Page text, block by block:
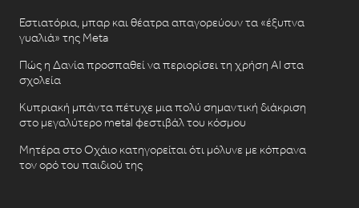
Εστιατόρια, μπαρ και θέατρα απαγορεύουν τα «έξυπνα
γυαλιά» της Meta
Πώς η Δανία προσπαθεί να περιορίσει τη χρήση AI στα
σχολεία
Κυπριακή μπάντα πέτυχε μια πολύ σημαντική διάκριση
στο μεγαλύτερο metal φεστιβάλ του κόσμου
Μητέρα στο Οχάιο κατηγορείται ότι μόλυνε με κόπρανα
τον ορό του παιδιού της